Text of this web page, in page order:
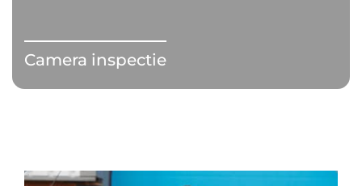
Camera inspectie